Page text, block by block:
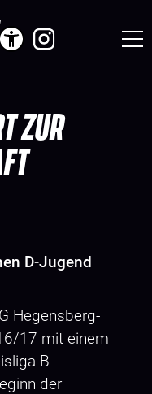
ZUR
D-Jugend
Hegensberg-
17 mit einem
B
der